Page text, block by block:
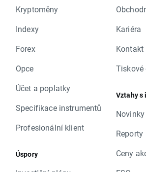
Kryptoměny
Indexy
Forex
Opce
Účet a poplatky
Specifikace instrumentů
Profesionální klient
Úspory
Kariéra
Kontakt
Tiskové
Vztahy s
Novinky
Reporty
Ceny